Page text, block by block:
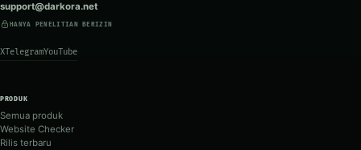
support@darkora.net
HANYA PENELITIAN BERIZIN
XTelegramYouTube
PRODUK
Semua produk
Website Checker
Rilis terbaru